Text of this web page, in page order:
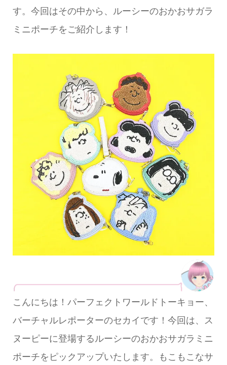
す。今回はその中から、ルーシーのおかおサガラ
ミニポーチをご紹介します！
こんにちは！パーフェクトワールドトーキョー、
バーチャルレポーターのセカイです！今回は、ス
ヌーピーに登場するルーシーのおかおサガラミニ
ポーチをピックアップいたします。もこもこなサ